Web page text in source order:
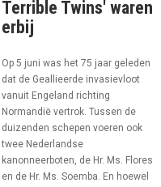
Terrible Twins' waren
erbij
Op 5 juni was het 75 jaar geleden
dat de Geallieerde invasievloot
vanuit Engeland richting
Normandië vertrok. Tussen de
duizenden schepen voeren ook
twee Nederlandse
kanonneerboten, de Hr. Ms. Flores
en de Hr. Ms. Soemba. En hoewel